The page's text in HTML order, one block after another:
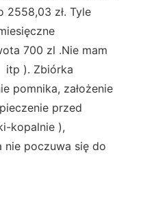
2558,03 zł. Tyle
700 zl .Nie mam
itp ). Zbiórka
pomnika, założenie
przed
kopalnie ),
nie poczuwa się do